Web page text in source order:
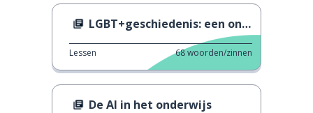
LGBT+geschiedenis: een ontroerend verhaal
Lessen 68woorden/zinnen
De AI in het onderwijs